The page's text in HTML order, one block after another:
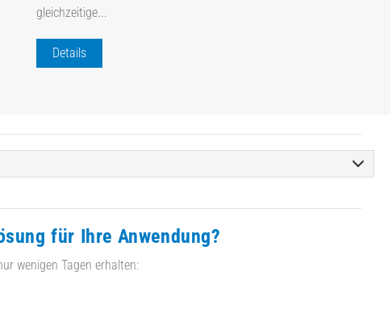
gleichzeitige...
Details
für Ihre Anwendung?
wenigen Tagen erhalten: